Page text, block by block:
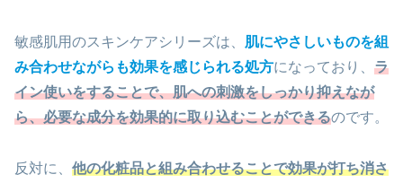
敏感肌用のスキンケアシリーズは、 肌にやさしいものを組
み合わせながらも効果を感じられる処方になっており、 ラ
イン使いをすることで、肌への刺激をしっかり抑えなが
ら、必要な成分を効果的に取り込むことができるのです。
反対に、 他の化粧品と組み合わせることで効果が打ち消さ